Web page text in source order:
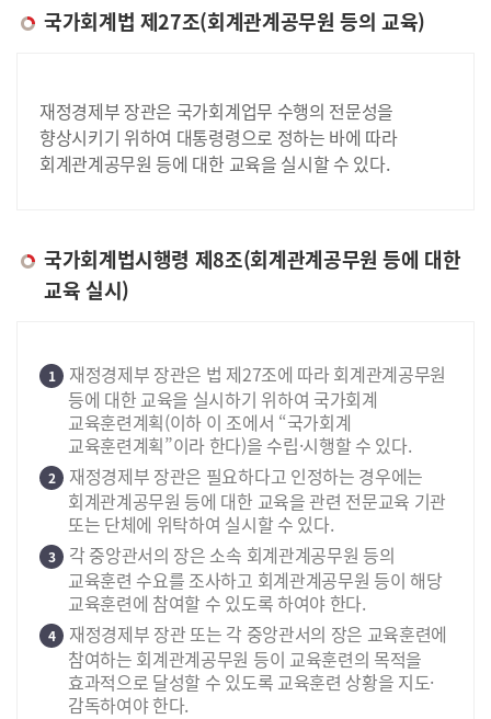
국가회계법 제27조(회계관계공무원 등의 교육)
재정경제부 장관은 국가회계업무 수행의 전문성을
향상시키기 위하여 대통령령으로 정하는 바에 따라
회계관계공무원 등에 대한 교육을 실시할 수 있다.
국가회계법시행령 제8조(회계관계공무원 등에 대한
교육 실시)
1
재정경제부 장관은 법 제27조에 따라 회계관계공무원
등에 대한 교육을 실시하기 위하여 국가회계
교육훈련계획(이하 이 조에서 “국가회계
교육훈련계획”이라 한다)을 수립·시행할 수 있다.
2
재정경제부 장관은 필요하다고 인정하는 경우에는
회계관계공무원 등에 대한 교육을 관련 전문교육 기관
또는 단체에 위탁하여 실시할 수 있다.
3
각 중앙관서의 장은 소속 회계관계공무원 등의
교육훈련 수요를 조사하고 회계관계공무원 등이 해당
교육훈련에 참여할 수 있도록 하여야 한다.
4
재정경제부 장관 또는 각 중앙관서의 장은 교육훈련에
참여하는 회계관계공무원 등이 교육훈련의 목적을
효과적으로 달성할 수 있도록 교육훈련 상황을 지도·
감독하여야 한다.